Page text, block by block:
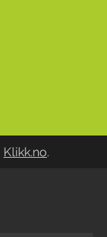
Klikk.no.